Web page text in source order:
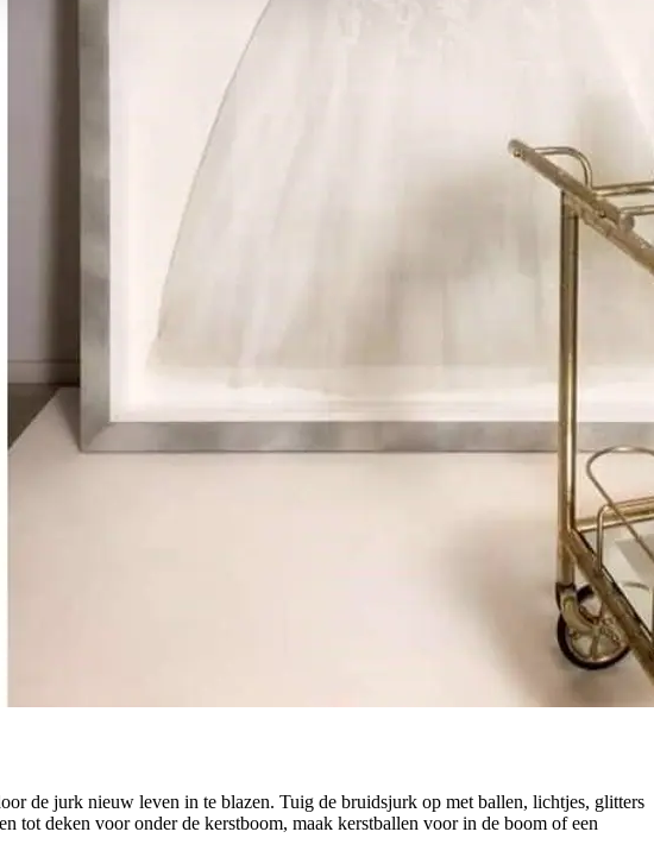
de jurk nieuw leven in te blazen. Tuig de bruidsjurk op met ballen, lichtjes, glitters
tot deken voor onder de kerstboom, maak kerstballen voor in de boom of een